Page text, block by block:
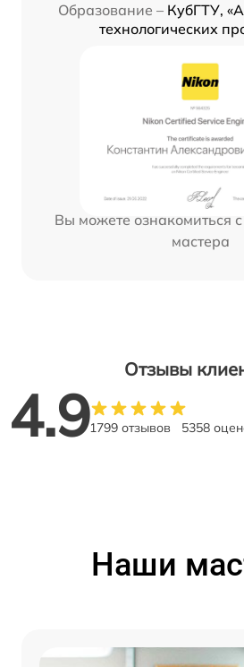
Образование – КубГТУ,
технологических
Вы можете ознакомиться
мастера
Отзывы
4.91799 отзывов 5358
Наши